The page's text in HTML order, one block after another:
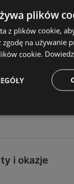
i okazje
plików
z plików cookie,
zgodę na używanie
cookie.